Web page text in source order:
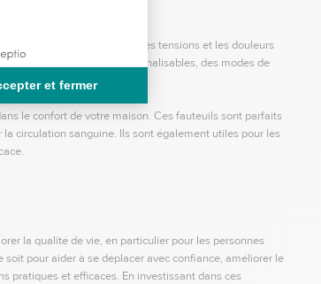
complets, soulageant ainsi les tensions et les douleurs
de massage personnalisables, des modes de
le confort de votre maison. Ces fauteuils sont parfaits
circulation sanguine. Ils sont également utiles pour les
la qualité de vie, en particulier pour les personnes
pour aider à se déplacer avec confiance, améliorer le
pratiques et efficaces. En investissant dans ces